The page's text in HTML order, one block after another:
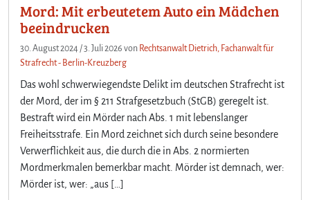
Mord: Mit erbeutetem Auto ein Mädchen
beeindrucken
30. August 2024 /3. Juli 2026 von Rechtsanwalt Dietrich, Fachanwalt für
Strafrecht - Berlin-Kreuzberg
Das wohl schwerwiegendste Delikt im deutschen Strafrecht ist
der Mord, der im § 211 Strafgesetzbuch (StGB) geregelt ist.
Bestraft wird ein Mörder nach Abs. 1 mit lebenslanger
Freiheitsstrafe. Ein Mord zeichnet sich durch seine besondere
Verwerflichkeit aus, die durch die in Abs. 2 normierten
Mordmerkmalen bemerkbar macht. Mörder ist demnach, wer:
Mörder ist, wer: „aus […]